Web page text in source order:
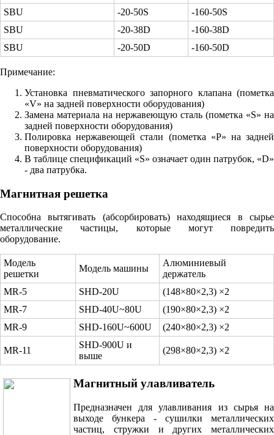
SBU
-20-50S
-160-50S
SBU
-20-38D
-160-38D
SBU
-20-50D -160-50D
Примечание:
Установка пневматического запорного клапана (пометка
«V» на задней поверхности оборудования)
Замена материала на нержавеющую сталь (пометка «S» на
задней поверхности оборудования)
Полировка нержавеющей стали (пометка «P» на задней
поверхности оборудования)
В таблице спецификаций «S» означает один патрубок, «D»
- два патрубка.
Магнитная решетка
Способна вытягивать (абсорбировать) находящиеся в сырье
металлические частицы, которые могут повредить
оборудование.
Модель
решетки
Модель машины
Алюминиевый
держатель
MR-5
SHD-20U
(148×80×2,3) ×2
MR-7
SHD-40U~80U
(190×80×2,3) ×2
MR-9
SHD-160U~600U (240×80×2,3) ×2
MR-11
SHD-900U и
выше
(298×80×2,3) ×2
Магнитный улавливатель
Предназначен для улавливания из сырья на
выходе бункера - сушилки металлических
частиц, стружки и других металлических